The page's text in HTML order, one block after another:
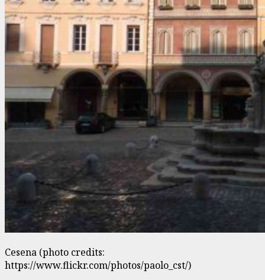
Cesena (photo credits:
https://www.flickr.com/photos/paolo_cst/)